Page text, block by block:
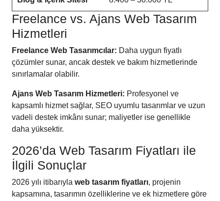
Freelance vs. Ajans Web Tasarım
Hizmetleri
Freelance Web Tasarımcılar: Daha uygun fiyatlı
çözümler sunar, ancak destek ve bakım hizmetlerinde
sınırlamalar olabilir.
Ajans Web Tasarım Hizmetleri: Profesyonel ve
kapsamlı hizmet sağlar, SEO uyumlu tasarımlar ve uzun
vadeli destek imkânı sunar; maliyetler ise genellikle
daha yüksektir.
2026’da Web Tasarım Fiyatları ile
İlgili Sonuçlar
2026 yılı itibarıyla web tasarım fiyatları, projenin
kapsamına, tasarımın özelliklerine ve ek hizmetlere göre